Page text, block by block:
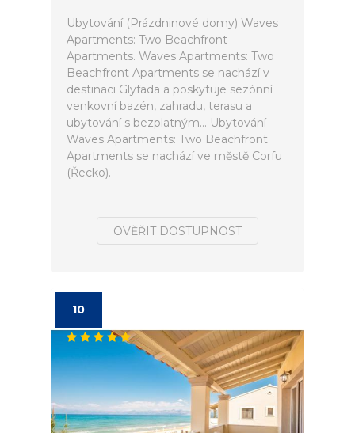
Ubytování (Prázdninové domy) Waves
Apartments: Two Beachfront
Apartments. Waves Apartments: Two
Beachfront Apartments se nachází v
destinaci Glyfada a poskytuje sezónní
venkovní bazén, zahradu, terasu a
ubytování s bezplatným... Ubytování
Waves Apartments: Two Beachfront
Apartments se nachází ve městě Corfu
(Řecko).
OVĚŘIT DOSTUPNOST
10